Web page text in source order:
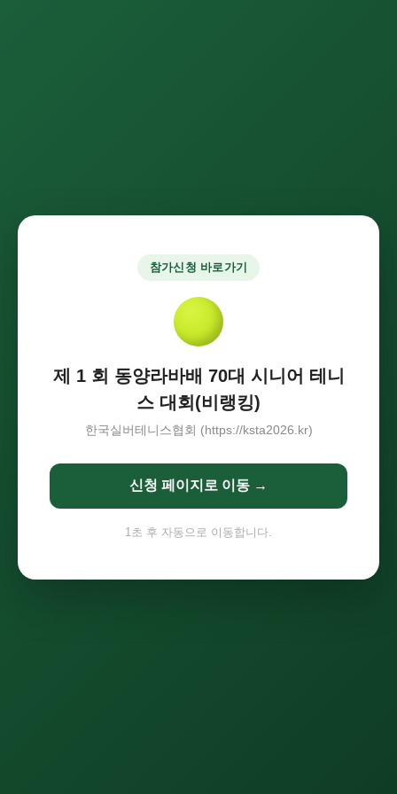
참가신청 바로가기
제 1 회 동양라바배 70대 시니어 테니
스 대회(비랭킹)
한국실버테니스협회 (https://ksta2026.kr)
신청 페이지로 이동 →
1 초 후 자동으로 이동합니다.